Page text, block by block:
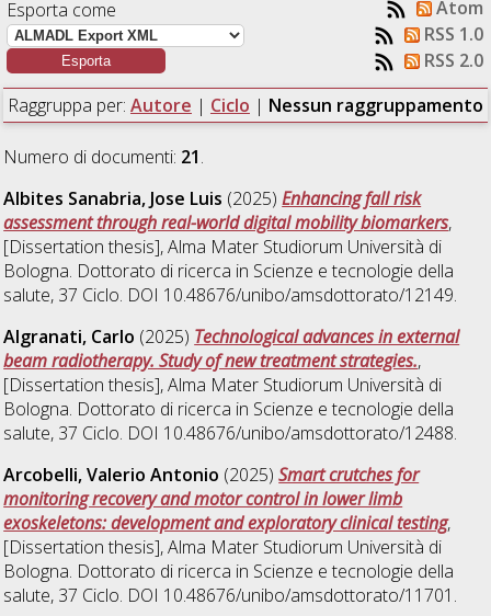
Esporta come
Atom
RSS 1.0
RSS 2.0
Raggruppa per: Autore | Ciclo | Nessun raggruppamento
Numero di documenti: 21.
Albites Sanabria, Jose Luis (2025)Enhancing fall risk
assessment through real-world digital mobility biomarkers,
[Dissertation thesis], Alma Mater Studiorum Università di
Bologna. Dottorato di ricerca in Scienze e tecnologie della
salute, 37 Ciclo. DOI 10.48676/unibo/amsdottorato/12149.
Algranati, Carlo (2025) Technological advances in external
beam radiotherapy. Study of new treatment strategies.,
[Dissertation thesis], Alma Mater Studiorum Università di
Bologna. Dottorato di ricerca in Scienze e tecnologie della
salute, 37 Ciclo. DOI 10.48676/unibo/amsdottorato/12488.
Arcobelli, Valerio Antonio (2025)Smart crutches for
monitoring recovery and motor control in lower limb
exoskeletons: development and exploratory clinical testing,
[Dissertation thesis], Alma Mater Studiorum Università di
Bologna. Dottorato di ricerca in Scienze e tecnologie della
salute, 37 Ciclo. DOI 10.48676/unibo/amsdottorato/11701.